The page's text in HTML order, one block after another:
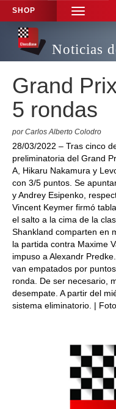
SHOP
TOGGLE
Noticias
Grand
5 rondas
por Carlos Alberto Colodro
28/03/2022 – Tras cinco
preliminatoria del Grand
A, Hikaru Nakamura y
con 3/5 puntos. Se
y Andrey Esipenko,
Vincent Keymer firmó
el salto a la cima de la
Shankland comparten en
la partida contra Maxime
impuso a Alexandr
van empatados por
ronda. De ser necesario,
desempate. A partir del
sistema eliminatorio. |